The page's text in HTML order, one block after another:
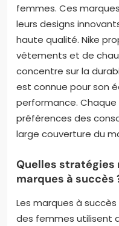
femmes. Ces
leurs designs
haute qualité. Nike
vêtements et de
concentre sur la
est connue pour son
performance.
préférences des
large couverture du
Quelles
marques à succès
Les marques à
des femmes utilisent